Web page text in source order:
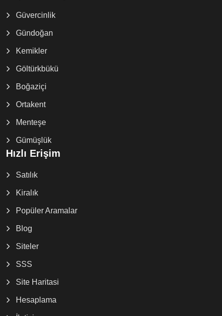
Güvercinlik
Gündoğan
Kemikler
Göltürkbükü
Boğaziçi
Ortakent
Menteşe
Gümüşlük
Hızlı Erişim
Satılık
Kiralık
Popüler Aramalar
Blog
Siteler
SSS
Site Haritasi
Hesaplama